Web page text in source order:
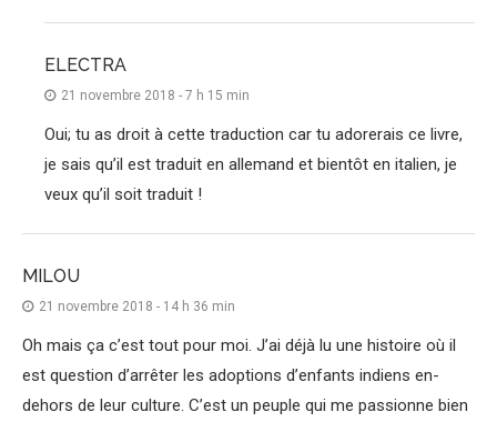
ELECTRA
21 novembre 2018 - 7 h 15 min
Oui; tu as droit à cette traduction car tu adorerais ce livre,
je sais qu’il est traduit en allemand et bientôt en italien, je
veux qu’il soit traduit !
MILOU
21 novembre 2018 - 14 h 36 min
Oh mais ça c’est tout pour moi. J’ai déjà lu une histoire où il
est question d’arrêter les adoptions d’enfants indiens en-
dehors de leur culture. C’est un peuple qui me passionne bien